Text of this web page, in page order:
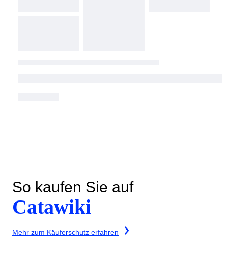
So kaufen Sie auf
Catawiki
Mehr zum Käuferschutz erfahren